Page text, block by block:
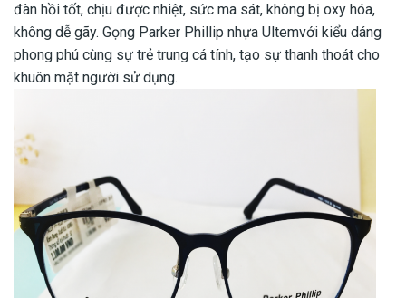
đàn hồi tốt, chịu được nhiệt, sức ma sát, không bị oxy hóa,
không dễ gãy. Gọng Parker Phillip nhựa Ultemvới kiểu dáng
phong phú cùng sự trẻ trung cá tính, tạo sự thanh thoát cho
khuôn mặt người sử dụng.